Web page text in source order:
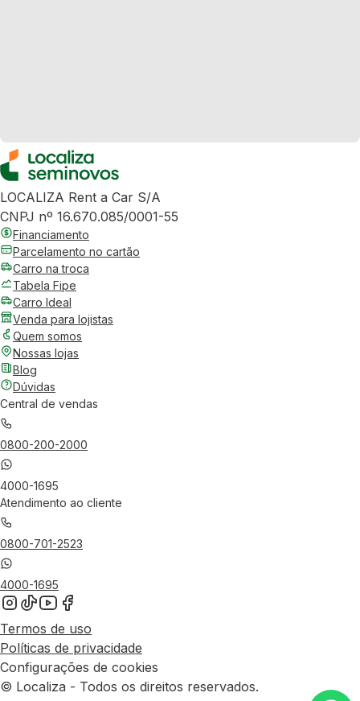
LOCALIZA Rent a Car S/A
CNPJ nº 16.670.085/0001-55
Financiamento
Parcelamento no cartão
Carro na troca
Tabela Fipe
Carro Ideal
Venda para lojistas
Quem somos
Nossas lojas
Blog
Dúvidas
Central de vendas
0800-200-2000
4000-1695
Atendimento ao cliente
0800-701-2523
4000-1695
Termos de uso
Políticas de privacidade
Configurações de cookies
© Localiza - Todos os direitos reservados.